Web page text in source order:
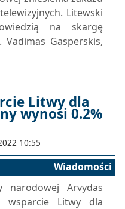
Litewski
na skargę
Gasperskis,
Litwy dla
wynosi 0.2%
10:55
Wiadomości
narodowej Arvydas
wsparcie Litwy dla